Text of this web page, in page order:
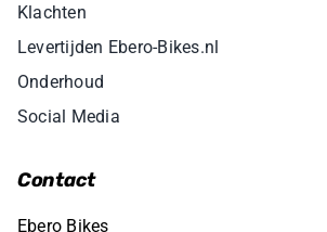
Klachten
Levertijden Ebero-Bikes.nl
Onderhoud
Social Media
Contact
Ebero Bikes